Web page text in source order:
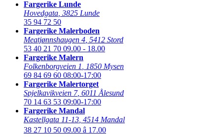
Fargerike Lunde
Hovedgata 3825 Lunde
35 94 72 50
Fargerike Malerboden
Meatjønnshaugen 4 5412 Stord
53 40 21 70 09.00 - 18.00
Fargerike Malern
Folkenborgveien 1
1850 Mysen
69 84 69 60 08:00-17:00
Fargerike Malertorget
Spjelkavikveien 7, 6011 Ålesund
70 14 63 53 09:00-17:00
Fargerike Mandal
Kastellgata 11-13 4514 Mandal
38 27 10 50 09.00 â 17.00